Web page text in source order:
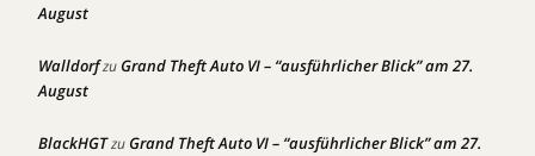
August
WalldorfzuGrand Theft Auto VI – “ausführlicher Blick” am 27.
August
BlackHGTzuGrand Theft Auto VI – “ausführlicher Blick” am 27.